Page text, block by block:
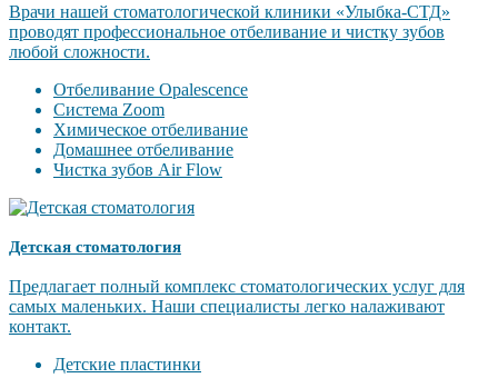
Врачи нашей стоматологической клиники «Улыбка-СТД»
проводят профессиональное отбеливание и чистку зубов
любой сложности.
Отбеливание Opalescence
Система Zoom
Химическое отбеливание
Домашнее отбеливание
Чистка зубов Air Flow
Детская стоматология
Предлагает полный комплекс стоматологических услуг для
самых маленьких. Наши специалисты легко налаживают
контакт.
Детские пластинки